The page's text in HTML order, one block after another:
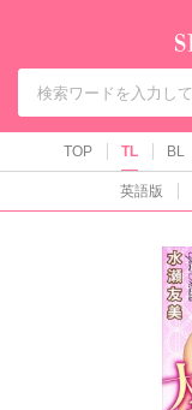
TOP TL BL
英語版